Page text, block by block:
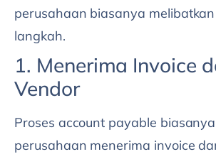
perusahaan biasanya
langkah.
1. Menerima Invoice
Vendor
Proses account payable
perusahaan menerima invoice